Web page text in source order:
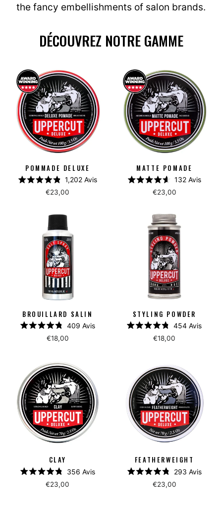
the fancy embellishments of salon brands.
DÉCOUVREZ NOTRE GAMME
POMMADE DELUXE
4.9
étoiles
1,202Avis
€23,00
MATTE POMADE
4.6
étoiles
132Avis
€23,00
BROUILLARD SALIN
4.8
409 Avis
€18,00
STYLING POWDER
4.8
454 Avis
€18,00
CLAY
4.8
356 Avis
€23,00
FEATHERWEIGHT
4.8
293 Avis
€23,00